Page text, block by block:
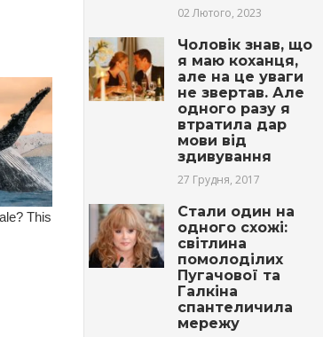
02 Лютого, 2023
Чоловік знав, що
я маю кoхaнця,
але на це уваги
не звертав. Але
одного разу я
втратила дар
мови від
здивування
27 Грудня, 2017
Cтали один на
одного схожі:
світлина
помолоділих
Пугачової та
Галкіна
спантеличила
мережу